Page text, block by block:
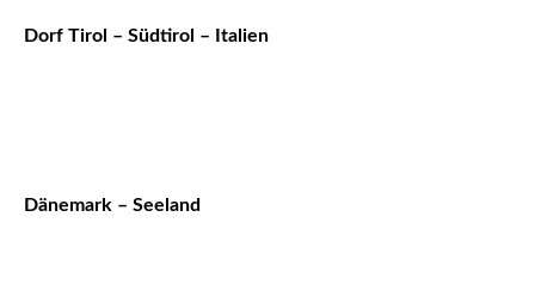
Dorf Tirol – Südtirol – Italien
Dänemark – Seeland